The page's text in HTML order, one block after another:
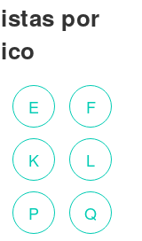
por
E F
K L
P Q